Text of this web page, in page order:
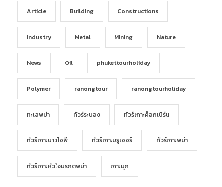
Article Building Constructions
Industry Metal Mining Nature
News Oil phukettourholiday
Polymer ranongtour ranongtourholiday
ทะเลพม่า ทัวร์ระนอง ทัวร์เกาะค๊อกเบิร์น
ทัวร์เกาะนาวโอพี ทัวร์เกาะบรูเออร์ ทัวร์เกาะพม่า
ทัวร์เกาะหัวใจมรกตพม่า เกาะมุก